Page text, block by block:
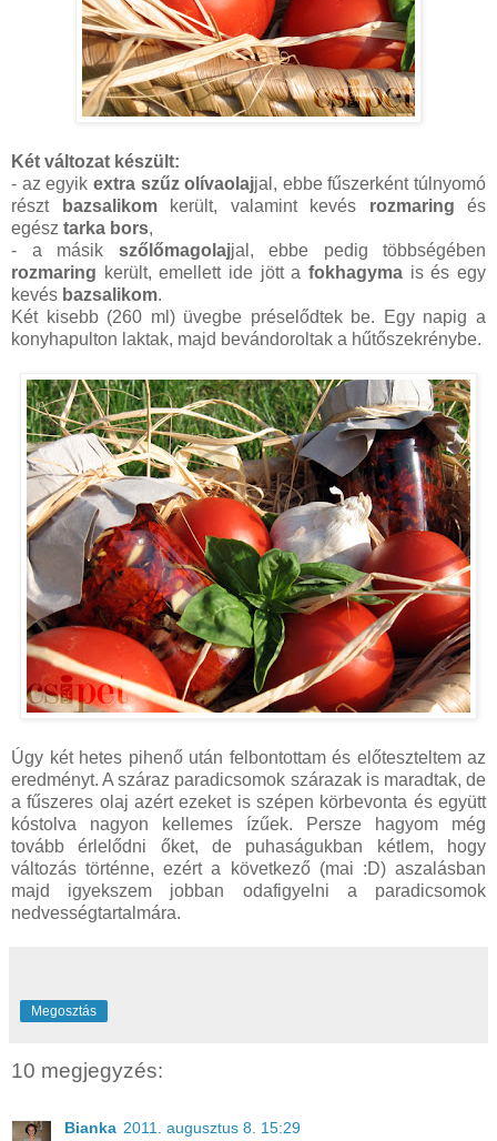
Két változat készült:
- az egyik extra szűz olívaolajjal, ebbe fűszerként túlnyomó
részt
bazsalikomkerült, valamint kevés rozmaring és
egész tarka bors,
- a másik szőlőmagolajjal, ebbe pedig többségében
rozmaring került, emellett ide jött a fokhagyma is és egy
kevés bazsalikom.
Két kisebb (260 ml) üvegbe préselődtek be. Egy napig a
konyhapulton laktak, majd bevándoroltak a hűtőszekrénybe.
Úgy két hetes pihenő után felbontottam és előteszteltem az
eredményt. A száraz paradicsomok szárazak is maradtak, de
a fűszeres olaj azért ezeket is szépen körbevonta és együtt
kóstolva nagyon kellemes ízűek. Persze hagyom még
tovább érlelődni őket, de puhaságukban kétlem, hogy
változás történne, ezért a következő (mai :D) aszalásban
majd igyekszem jobban odafigyelni a paradicsomok
nedvességtartalmára.
Megosztás
10 megjegyzés:
Bianka 2011. augusztus 8. 15:29